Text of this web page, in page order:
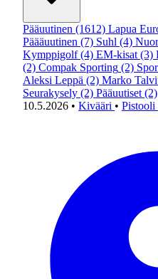
Pääuutinen (1612) Lapua
Päääuutinen (7) Suhl (4)
Kymppigolf (4) EM-kisat (3)
(2) Compak Sporting (2)
Aleksi Leppä (2) Marko
Seurakysely (2) Pääuutiset (2)
10.5.2026 • Kivääri • Pistooli